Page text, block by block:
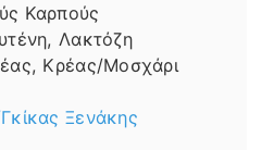
Καρπούς
Λακτόζη
Κρέας/Μοσχάρι
Ξενάκης